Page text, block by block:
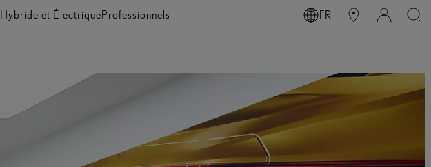
Hybride et ÉlectriqueProfessionnels FR